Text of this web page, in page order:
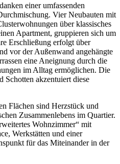
einer umfassenden
Vier Neubauten mit
über klassisches
Apartment, gruppieren sich um
Erschließung erfolgt über
vor der Außenwand angehängte
eine Aneignung durch die
im Alltag ermöglichen. Die
Schotten akzentuiert diese
Flächen sind Herzstück und
Zusammenlebens im Quartier.
Wohnzimmer“ mit
Werkstätten und einer
für das Miteinander in der